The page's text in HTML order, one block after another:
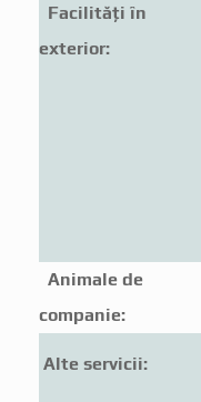
Facilități în
exterior:
Animale de
companie:
Alte servicii: